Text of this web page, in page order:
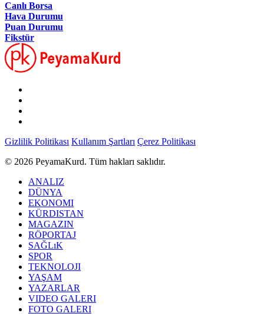
Canlı Borsa
Hava Durumu
Puan Durumu
Fikstür
Gizlilik Politikası Kullanım Şartları Çerez Politikası
© 2026 PeyamaKurd. Tüm hakları saklıdır.
ANALIZ
DÜNYA
EKONOMI
KÜRDISTAN
MAGAZIN
RÖPORTAJ
SAĞLıK
SPOR
TEKNOLOJI
YAŞAM
YAZARLAR
VIDEO GALERI
FOTO GALERI